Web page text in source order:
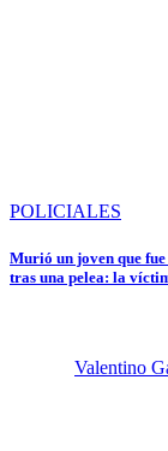
POLICIALES
Murió un joven que
tras una pelea: la
Valentino